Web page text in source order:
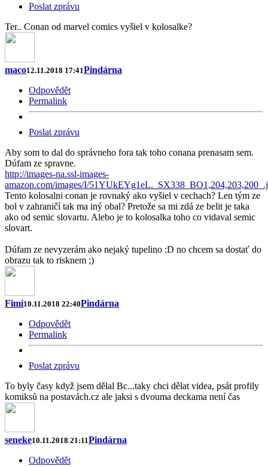
Poslat zprávu
Ter.. Conan od marvel comics vyšiel v kolosalke?
maco12.11.2018 17:41Pindárna
Odpovědět
Permalink
Poslat zprávu
Aby som to dal do správneho fora tak toho conana prenasam sem.
Dúfam ze spravne.
http://images-na.ssl-images-
amazon.com/images/I/
Tento kolosalni conan je rovnaký ako vyšiel v cechach? Len tým ze
bol v zahraničí tak ma iný obal? Pretože sa mi zdá ze belit je taka
ako od semic slovartu. Alebo je to kolosalka toho co vidaval semic
slovart.
Dúfam ze nevyzerám ako nejaký tupelino :D no chcem sa dostať do
obrazu tak to risknem ;)
Fimi10.11.2018 22:40Pindárna
Odpovědět
Permalink
Poslat zprávu
To byly časy když jsem dělal Bc...taky chci dělat videa, psát profily
komiksů na postavách.cz ale jaksi s dvouma deckama není čas
seneke10.11.2018 21:11Pindárna
Odpovědět